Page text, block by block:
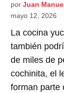
por Juan
mayo 12, 2026
La cocina
también
de miles de
cochinita, el
forman parte